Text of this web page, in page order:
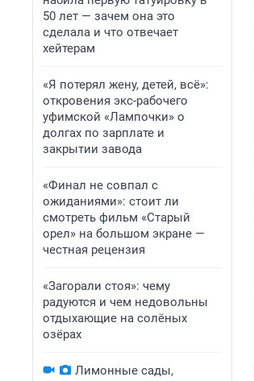
50 лет — зачем она это
сделала и что отвечает
хейтерам
«Я потерял жену, детей, всё»:
откровения экс-рабочего
уфимской «Лампочки» о
долгах по зарплате и
закрытии завода
«Финал не совпал с
ожиданиями»: стоит ли
смотреть фильм «Старый
орел» на большом экране —
честная рецензия
«Загорали стоя»: чему
радуются и чем недовольны
отдыхающие на солёных
озёрах
Лимонные сады,